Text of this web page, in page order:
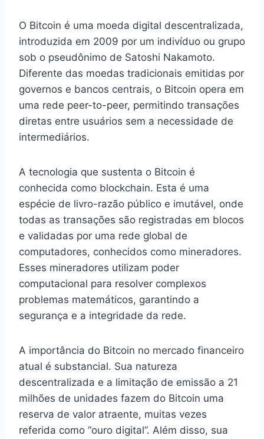
O Bitcoin é uma moeda digital descentralizada,
introduzida em 2009 por um indivíduo ou grupo
sob o pseudônimo de Satoshi Nakamoto.
Diferente das moedas tradicionais emitidas por
governos e bancos centrais, o Bitcoin opera em
uma rede peer-to-peer, permitindo transações
diretas entre usuários sem a necessidade de
intermediários.
A tecnologia que sustenta o Bitcoin é
conhecida como blockchain. Esta é uma
espécie de livro-razão público e imutável, onde
todas as transações são registradas em blocos
e validadas por uma rede global de
computadores, conhecidos como mineradores.
Esses mineradores utilizam poder
computacional para resolver complexos
problemas matemáticos, garantindo a
segurança e a integridade da rede.
A importância do Bitcoin no mercado financeiro
atual é substancial. Sua natureza
descentralizada e a limitação de emissão a 21
milhões de unidades fazem do Bitcoin uma
reserva de valor atraente, muitas vezes
referida como “ouro digital”. Além disso, sua